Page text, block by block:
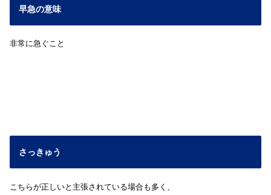
早急の意味
非常に急ぐこと
さっきゅう
こちらが正しいと主張されている場合も多く、